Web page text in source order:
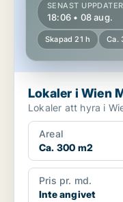
SENAST
18:06 • 08 aug.
Skapad 21 h Ca.
Lokaler i Wien
Lokaler att hyra i
Areal
Ca. 300 m2
Pris pr. md.
Inte angivet